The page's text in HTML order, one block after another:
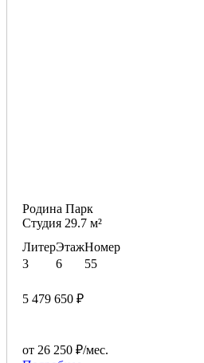
Родина Парк
Студия 29.7 м²
Литер
3
Этаж
6
Номер
55
5 479 650 ₽
от 26 250 ₽/мес.